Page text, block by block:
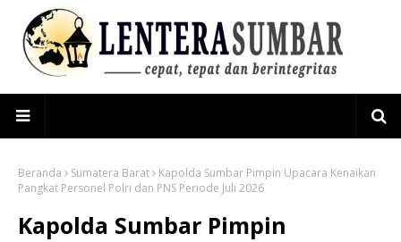
Beranda Sumatera Barat
Kapolda Sumbar Pimpin Upacara Kenaikan
Pangkat Personel Polri dan PNS Periode Juli 2026
Kapolda Sumbar Pimpin